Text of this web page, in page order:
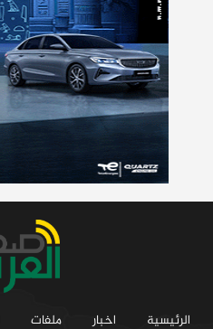
الرئيسية اخبار ملفات